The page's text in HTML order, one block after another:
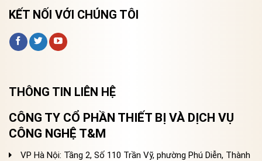
KẾT NỐI VỚI CHÚNG TÔI
THÔNG TIN LIÊN HỆ
CÔNG TY CỔ PHẦN THIẾT BỊ VÀ DỊCH VỤ
CÔNG NGHỆ T&M
VP Hà Nội: Tầng 2, Số 110 Trần Vỹ, phường Phú Diễn, Thành